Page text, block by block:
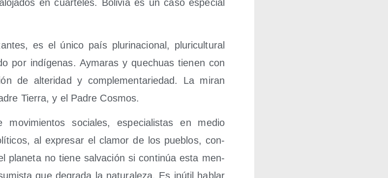
en cuar­te­les. Boli­via es un caso espe­cial
es el úni­co país plu­ri­na­cio­nal, plu­ri­cul­tu­ral
por indí­ge­nas. Ayma­ras y que­chuas tie­nen con
de alte­ri­dad y com­ple­men­ta­rie­dad. La miran
Tie­rra, y el Padre Cosmos.
socia­les, espe­cia­lis­tas en medio
al expre­sar el cla­mor de los pue­blos, con­
pla­ne­ta no tie­ne sal­va­ción si con­ti­núa esta men­
que degra­da la natu­ra­le­za. Es inú­til hablar